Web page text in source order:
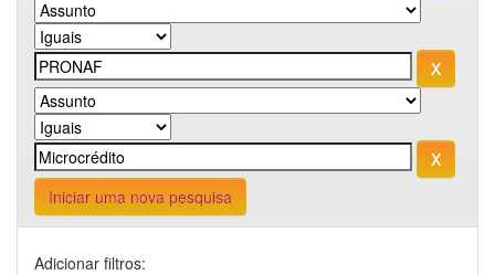
Iniciar uma nova pesquisa
Adicionar filtros: